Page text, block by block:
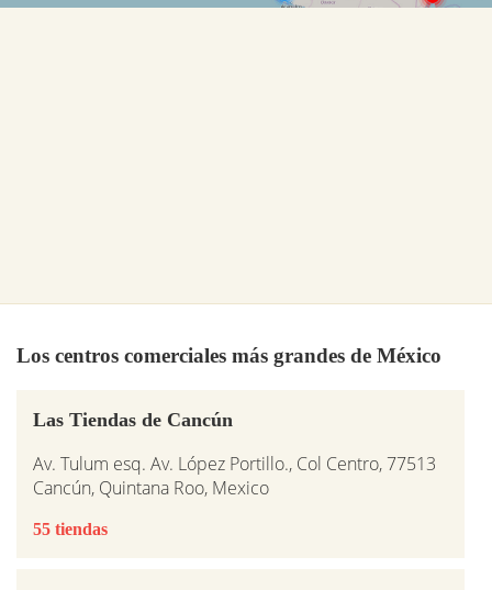
Los centros comerciales más grandes de México
Las Tiendas de Cancún
Av. Tulum esq. Av. López Portillo., Col Centro, 77513
Cancún, Quintana Roo, Mexico
55 tiendas